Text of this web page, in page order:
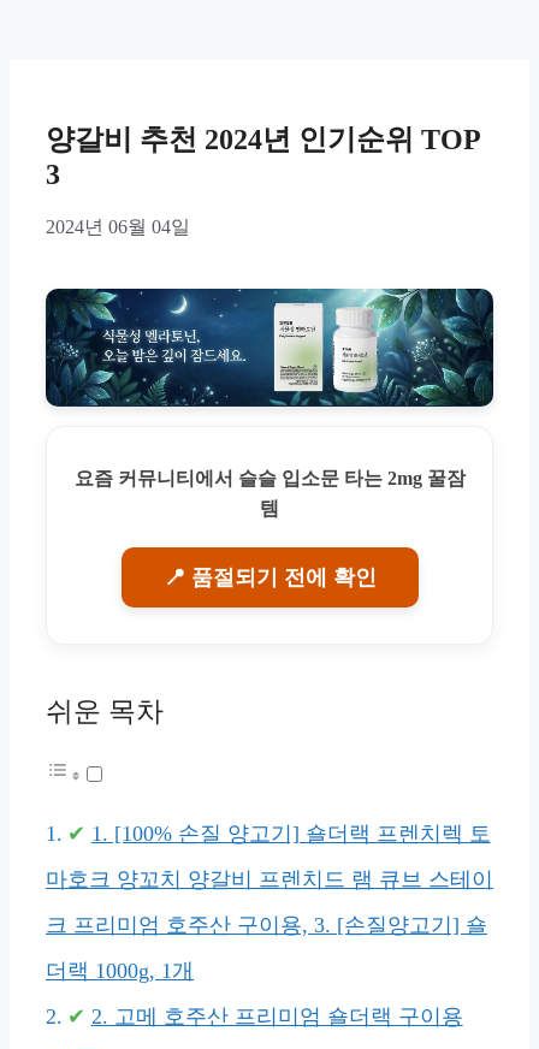
양갈비 추천 2024년 인기순위 TOP
3
2024년 06월 04일
요즘 커뮤니티에서 슬슬 입소문 타는 2mg 꿀잠
템
📍 품절되기 전에 확인
쉬운 목차
1. [100% 손질 양고기] 숄더랙 프렌치렉 토
마호크 양꼬치 양갈비 프렌치드 램 큐브 스테이
크 프리미엄 호주산 구이용, 3. [손질양고기] 숄
더랙 1000g, 1개
2. 고메 호주산 프리미엄 숄더랙 구이용